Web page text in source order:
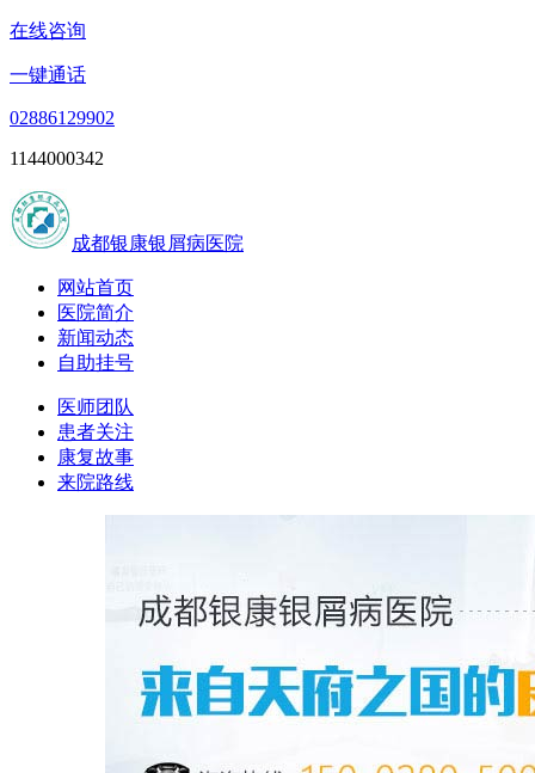
在线咨询
一键通话
02886129902
1144000342
成都银康银屑病医院
网站首页
医院简介
新闻动态
自助挂号
医师团队
患者关注
康复故事
来院路线